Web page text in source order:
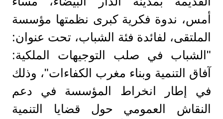
أمس، ندوة فكرية كبرى نظمتها مؤسسة
الملتقى، لفائدة فئة الشباب، تحت عنوان:
"الشباب في صلب التوجيهات الملكية:
آفاق التنمية وبناء مغرب الكفاءات"، وذلك
في إطار انخراط المؤسسة في دعم
النقاش العمومي حول قضايا التنمية